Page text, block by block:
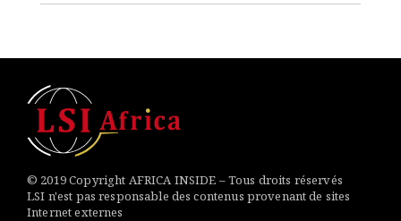
© 2019 Copyright AFRICA INSIDE – Tous droits réservés
LSI n'est pas responsable des contenus provenant de sites
Internet externes